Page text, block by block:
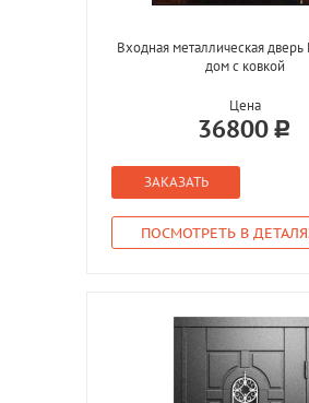
Входная металлическая
дом с ковкой
Цена
36800
ЗАКАЗАТЬ
ПОСМОТРЕТЬ В